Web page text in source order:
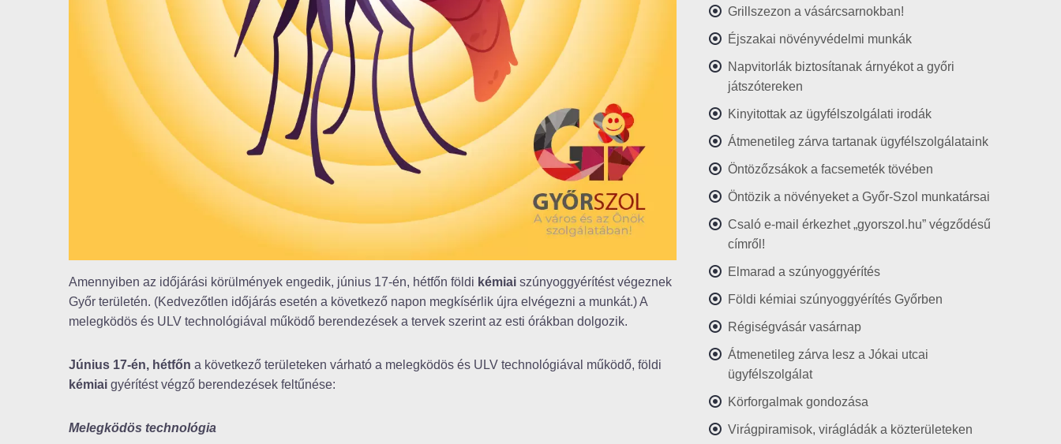
Amennyiben az időjárási körülmények engedik, június 17-én, hétfőn földi kémiai szúnyoggyérítést végeznek
Győr területén. (Kedvezőtlen időjárás esetén a következő napon megkísérlik újra elvégezni a munkát.) A
melegködös és ULV technológiával működő berendezések a tervek szerint az esti órákban dolgozik.
Június 17-én, hétfőn a következő területeken várható a melegködös és ULV technológiával működő, földi
kémiai gyérítést végző berendezések feltűnése:
Melegködös technológia
Grillszezon a vásárcsarnokban!
Éjszakai növényvédelmi munkák
Napvitorlák biztosítanak árnyékot a győri
játszótereken
Kinyitottak az ügyfélszolgálati irodák
Átmenetileg zárva tartanak ügyfélszolgálataink
Öntözőzsákok a facsemeték tövében
Öntözik a növényeket a Győr-Szol munkatársai
Csaló e-mail érkezhet „gyorszol.hu” végződésű
címről!
Elmarad a szúnyoggyérítés
Földi kémiai szúnyoggyérítés Győrben
Régiségvásár vasárnap
Átmenetileg zárva lesz a Jókai utcai
ügyfélszolgálat
Körforgalmak gondozása
Virágpiramisok, virágládák a közterületeken